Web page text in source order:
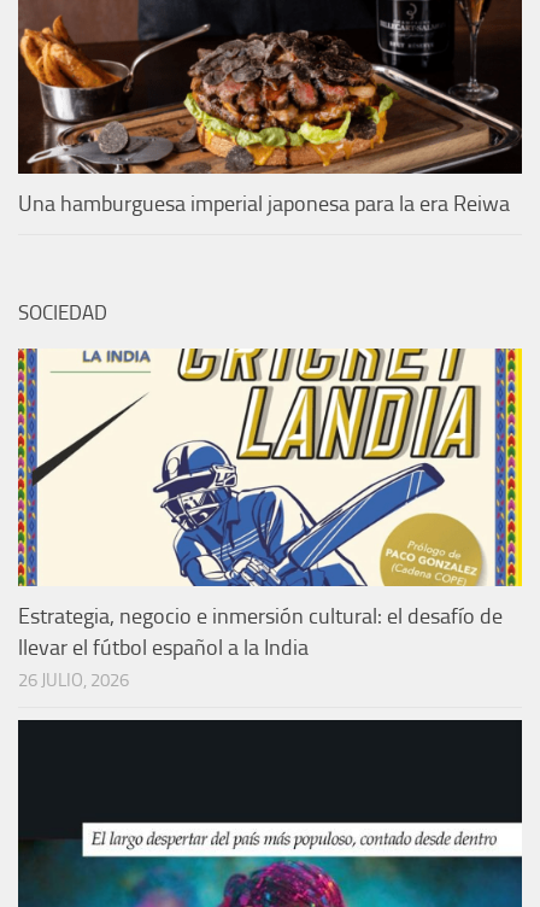
Una hamburguesa imperial japonesa para la era Reiwa
SOCIEDAD
Estrategia, negocio e inmersión cultural: el desafío de
llevar el fútbol español a la India
26 JULIO, 2026